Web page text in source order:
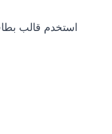
استخدم قالب